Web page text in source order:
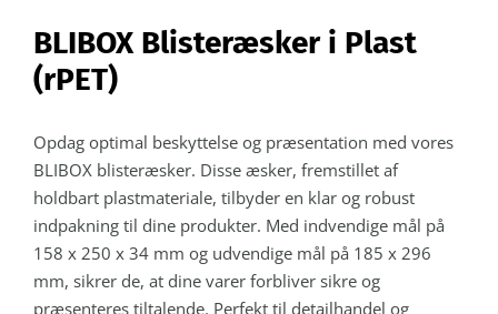
BLIBOX Blisteræsker i Plast
(rPET)
Opdag optimal beskyttelse og præsentation med vores
BLIBOX blisteræsker. Disse æsker, fremstillet af
holdbart plastmateriale, tilbyder en klar og robust
indpakning til dine produkter. Med indvendige mål på
158 x 250 x 34 mm og udvendige mål på 185 x 296
mm, sikrer de, at dine varer forbliver sikre og
præsenteres tiltalende. Perfekt til detailhandel og